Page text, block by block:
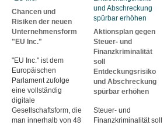
Chancen und
Risiken der neuen
Unternehmensform
"EU Inc."
"EU Inc." ist dem
Europäischen
Parlament zufolge
eine vollständig
digitale
Gesellschaftsform, die
man innerhalb von 48
Aktionsplan gegen
Steuer- und
Finanzkriminalität
soll
Entdeckungsrisiko
und Abschreckung
spürbar erhöhen
Steuer- und
Finanzkriminalität soll